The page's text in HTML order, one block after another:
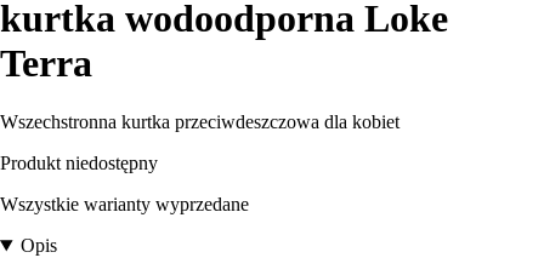
kurtka wodoodporna Loke
Terra
Wszechstronna kurtka przeciwdeszczowa dla kobiet
Produkt niedostępny
Wszystkie warianty wyprzedane
Opis